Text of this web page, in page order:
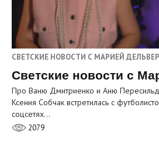
СВЕТСКИЕ НОВОСТИ С МАРИЕЙ ДЕЛЬВЕР
Светские новости с
Про Ваню Дмитриенко и Аню Пересильд
Ксения Собчак встретилась с
соцсетях…
2079